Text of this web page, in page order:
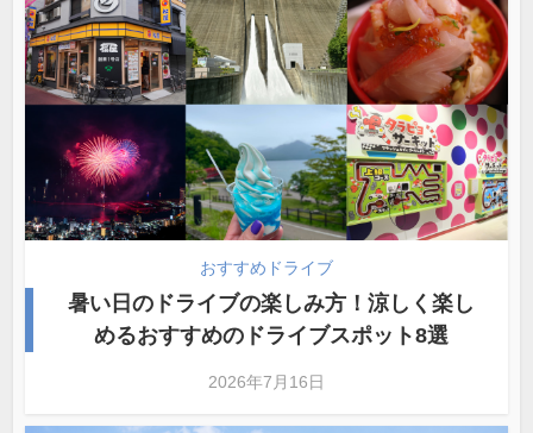
おすすめドライブ
暑い日のドライブの楽しみ方！涼しく楽し
めるおすすめのドライブスポット8選
2026年7月16日